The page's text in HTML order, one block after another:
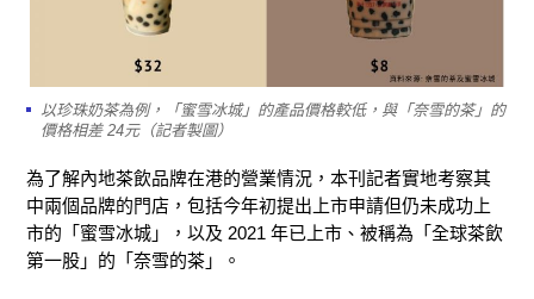
以珍珠奶茶為例，「蜜雪冰城」的產品價格較低，與「奈雪的茶」的
價格相差 24元（記者製圖）
為了解內地茶飲品牌在港的營業情況，本刊記者實地考察其
中兩個品牌的門店，包括今年初提出上市申請但仍未成功上
市的「蜜雪冰城」，以及 2021 年已上市、被稱為「全球茶飲
第一股」的「奈雪的茶」。